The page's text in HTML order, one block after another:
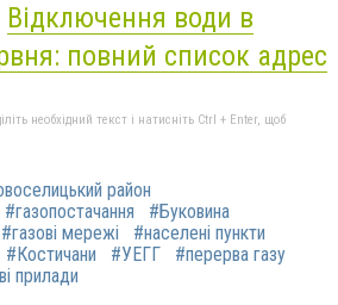
Відключення води в
повний список адрес
необхідний текст і натисніть Ctrl + Enter, щоб
район
#газопостачання
#Буковина
#газові мережі
#населені пункти
#Костичани #УЕГГ
#перерва газу
прилади